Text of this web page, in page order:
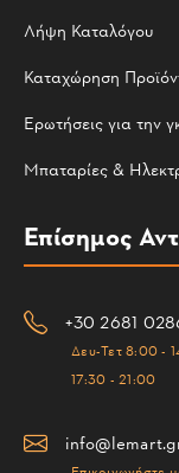
Λήψη Καταλόγου
Καταχώρηση
Ερωτήσεις για την
Μπαταρίες &
Επίσημος
+30 2681
Δευ-Τετ 8:00 -
17:30 - 21:00